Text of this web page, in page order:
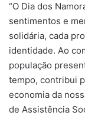
“O Dia dos
sentimentos e
solidária, cada
identidade. Ao
população
tempo, contribui
economia da
de Assistência